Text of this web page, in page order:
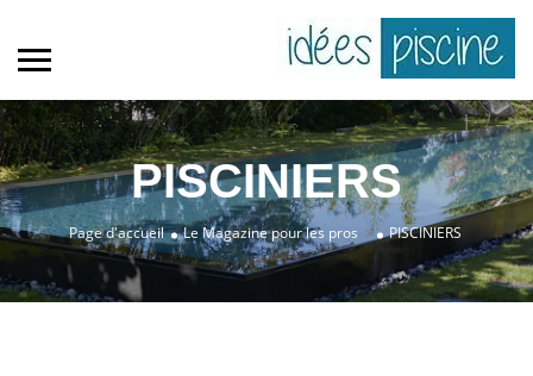
PISCINIERS
Page d'accueil Le Magazine pour les pros » PISCINIERS